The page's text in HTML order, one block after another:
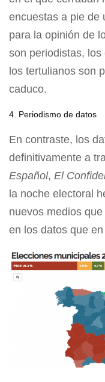
encuestas a pie de
para la opinión de
son periodistas,
los tertulianos son
caduco.
4. Periodismo de datos
En contraste, los
definitivamente a
Español, El
la noche electoral
nuevos medios
en los datos que